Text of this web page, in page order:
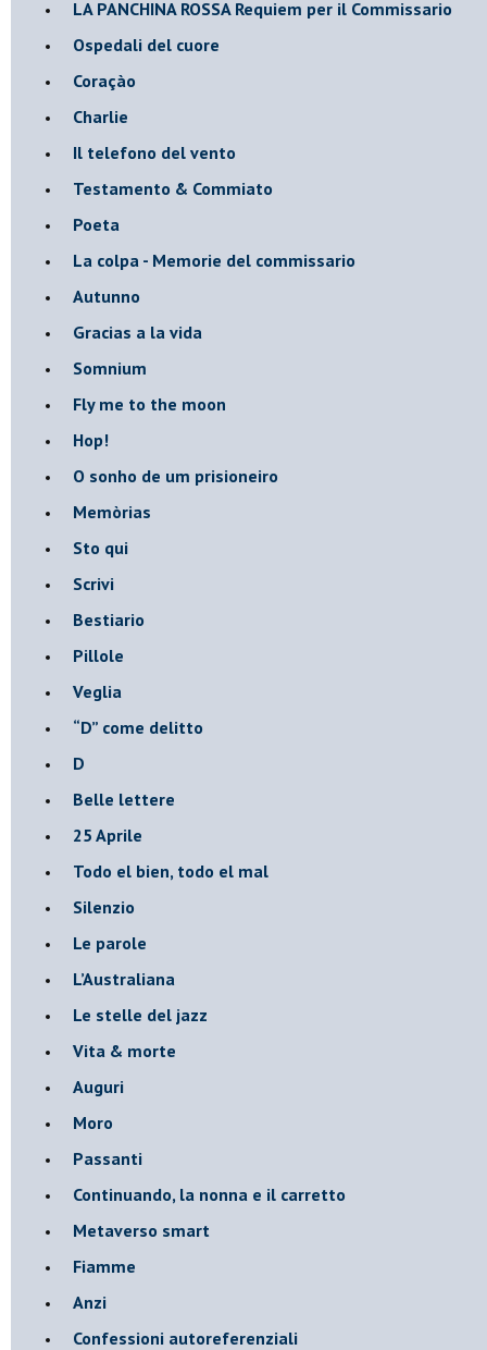
​LA PANCHINA ROSSA Requiem per il Commissario
Ospedali del cuore
Coraçào
Charlie
Il telefono del vento
Testamento & Commiato
Poeta
​La colpa - Memorie del commissario
Autunno
Gracias a la vida
Somnium
Fly me to the moon
Hop!
O sonho de um prisioneiro
Memòrias
Sto qui
Scrivi
Bestiario
Pillole
Veglia
​“D” come delitto
D
Belle lettere
25 Aprile
Todo el bien, todo el mal
Silenzio
Le parole
​L’Australiana
Le stelle del jazz
Vita & morte
Auguri
Moro
Passanti
Continuando, la nonna e il carretto
Metaverso smart
Fiamme
Anzi
Confessioni autoreferenziali